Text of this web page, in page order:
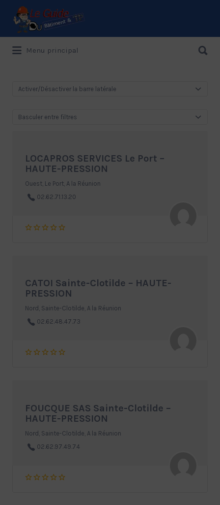
Le Guide de référence depuis 1995
Rechercher:
Menu principal
Activer/Désactiver la barre latérale
Basculer entre filtres
LOCAPROS SERVICES Le Port –
HAUTE-PRESSION
Ouest, Le Port, A la Réunion
02.62.71.13.20
CATOI Sainte-Clotilde – HAUTE-
PRESSION
Nord, Sainte-Clotilde, A la Réunion
02.62.48.47.73
FOUCQUE SAS Sainte-Clotilde –
HAUTE-PRESSION
Nord, Sainte-Clotilde, A la Réunion
02.62.97.49.74